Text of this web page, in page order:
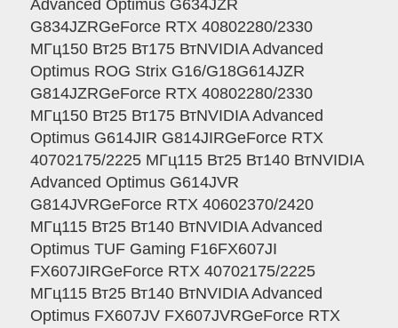
Advanced Optimus G634JZR
G834JZRGeForce RTX 40802280/2330
МГц150 Вт25 Вт175 ВтNVIDIA Advanced
Optimus ROG Strix G16/G18G614JZR
G814JZRGeForce RTX 40802280/2330
МГц150 Вт25 Вт175 ВтNVIDIA Advanced
Optimus G614JIR G814JIRGeForce RTX
40702175/2225 МГц115 Вт25 Вт140 ВтNVIDIA
Advanced Optimus G614JVR
G814JVRGeForce RTX 40602370/2420
МГц115 Вт25 Вт140 ВтNVIDIA Advanced
Optimus TUF Gaming F16FX607JI
FX607JIRGeForce RTX 40702175/2225
МГц115 Вт25 Вт140 ВтNVIDIA Advanced
Optimus FX607JV FX607JVRGeForce RTX